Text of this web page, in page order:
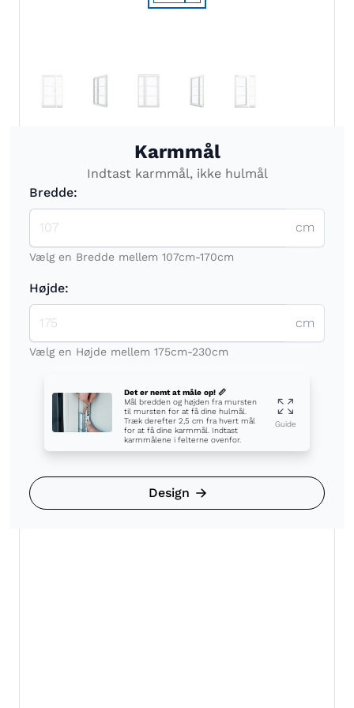
Karmmål
Indtast karmmål, ikke hulmål
Bredde:
cm
Vælg en Bredde mellem 107cm-170cm
Højde:
cm
Vælg en Højde mellem 175cm-230cm
Det er nemt at måle op! 📏
Mål bredden og højden fra mursten
til mursten for at få dine hulmål.
Træk derefter 2,5 cm fra hvert mål
for at få dine karmmål. Indtast
karmmålene i felterne ovenfor.
Guide
Design